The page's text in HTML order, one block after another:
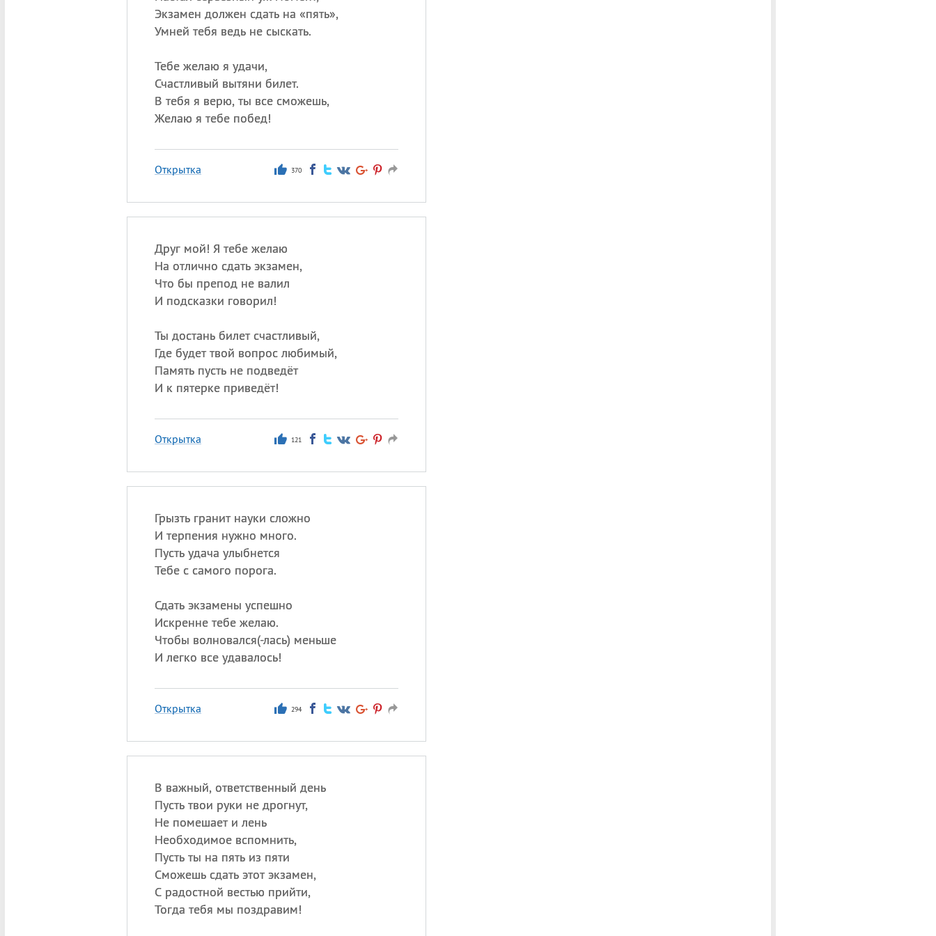
Экзамен должен сдать на «пять»,
Умней тебя ведь не сыскать.
Тебе желаю я удачи,
Счастливый вытяни билет.
В тебя я верю, ты все сможешь,
Желаю я тебе побед!
Открытка 370
Друг мой! Я тебе желаю
На отлично сдать экзамен,
Что бы препод не валил
И подсказки говорил!
Ты достань билет счастливый,
Где будет твой вопрос любимый,
Память пусть не подведёт
И к пятерке приведёт!
Открытка 121
Грызть гранит науки сложно
И терпения нужно много.
Пусть удача улыбнется
Тебе с самого порога.
Сдать экзамены успешно
Искренне тебе желаю.
Чтобы волновался(-лась) меньше
И легко все удавалось!
Открытка 294
В важный, ответственный день
Пусть твои руки не дрогнут,
Не помешает и лень
Необходимое вспомнить,
Пусть ты на пять из пяти
Сможешь сдать этот экзамен,
С радостной вестью прийти,
Тогда тебя мы поздравим!